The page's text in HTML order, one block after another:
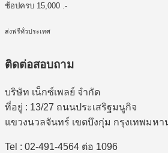
ช้อปครบ 15,000 .-
ส่งฟรีทั่วประเทศ
ติดต่อสอบถาม
บริษัท เน็กซ์เพลย์ จำกัด
ที่อยู่ : 13/27 ถนนประเสริฐมนูกิจ
แขวงนวลจันทร์ เขตบึงกุ่ม กรุงเทพมหา
Tel : 02-491-4564 ต่อ 1096